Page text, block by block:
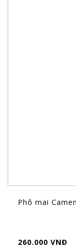
Phô mai
260.000 VNĐ